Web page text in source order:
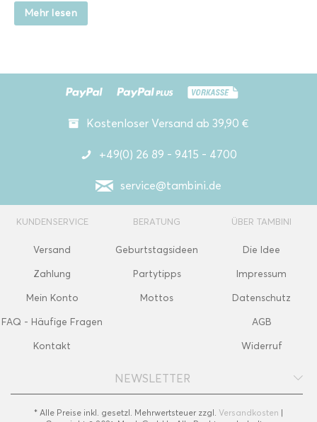
Mehr lesen
Kostenloser Versand ab 39,90 €
+49(0) 26 89 - 9415 - 4700
service@tambini.de
KUNDENSERVICE
Versand
Zahlung
Mein Konto
FAQ - Häufige Fragen
Kontakt
BERATUNG
Geburtstagsideen
Partytipps
Mottos
ÜBER TAMBINI
Die Idee
Impressum
Datenschutz
AGB
Widerruf
NEWSLETTER
* Alle Preise inkl. gesetzl. Mehrwertsteuer zzgl. Versandkosten |